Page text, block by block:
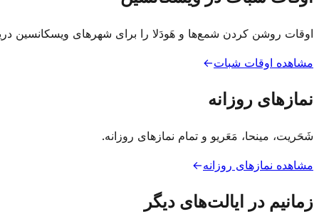
اوقات روشن کردن شمع‌ها و هَودَلا را برای شهرهای ویسکانسین
مشاهده اوقات شبات→
نمازهای روزانه
شَحَریت، مینحا، مَعَریو و تمام نمازهای روزانه.
مشاهده نمازهای روزانه→
زمانیم در ایالت‌های دیگر